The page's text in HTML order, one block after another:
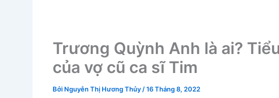
Trương Quỳnh Anh là ai?
của vợ cũ ca sĩ Tim
Bởi Nguyễn Thị Hương Thủy /16 Tháng 8, 2022